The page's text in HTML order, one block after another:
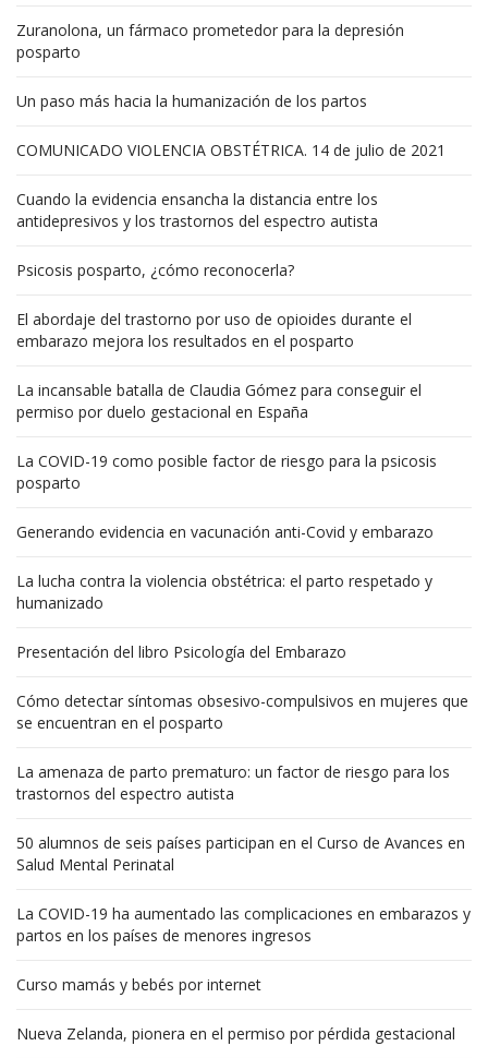
Zuranolona, un fármaco prometedor para la depresión
posparto
Un paso más hacia la humanización de los partos
COMUNICADO VIOLENCIA OBSTÉTRICA. 14 de julio de 2021
Cuando la evidencia ensancha la distancia entre los
antidepresivos y los trastornos del espectro autista
Psicosis posparto, ¿cómo reconocerla?
El abordaje del trastorno por uso de opioides durante el
embarazo mejora los resultados en el posparto
La incansable batalla de Claudia Gómez para conseguir el
permiso por duelo gestacional en España
La COVID-19 como posible factor de riesgo para la psicosis
posparto
Generando evidencia en vacunación anti-Covid y embarazo
La lucha contra la violencia obstétrica: el parto respetado y
humanizado
Presentación del libro Psicología del Embarazo
Cómo detectar síntomas obsesivo-compulsivos en mujeres que
se encuentran en el posparto
La amenaza de parto prematuro: un factor de riesgo para los
trastornos del espectro autista
50 alumnos de seis países participan en el Curso de Avances en
Salud Mental Perinatal
La COVID-19 ha aumentado las complicaciones en embarazos y
partos en los países de menores ingresos
Curso mamás y bebés por internet
Nueva Zelanda, pionera en el permiso por pérdida gestacional